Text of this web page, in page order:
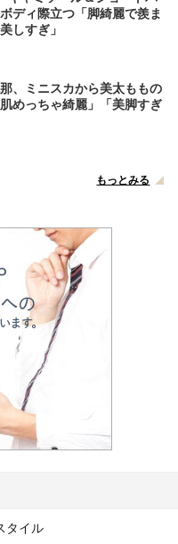
ディ際立つ「脚綺麗で羨ま
しすぎ」
、ミニスカから美太ももの
めっちゃ綺麗」「美脚すぎ
もっとみる
タイル